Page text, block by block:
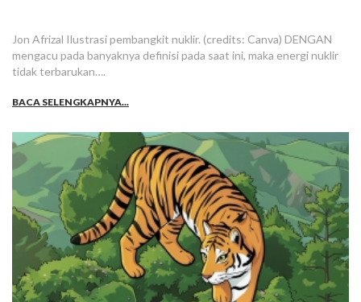
Jon Afrizal Ilustrasi pembangkit nuklir. (credits: Canva) DENGAN
mengacu pada banyaknya definisi pada saat ini, maka energi nuklir
tidak terbarukan….
BACA SELENGKAPNYA...